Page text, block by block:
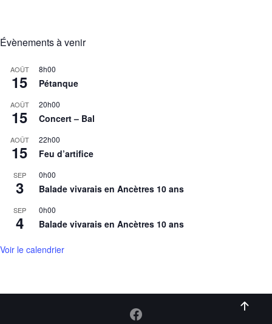
Évènements à venir
AOÛT
15
8h00
Pétanque
AOÛT
15
20h00
Concert – Bal
AOÛT
15
22h00
Feu d’artifice
SEP
3
0h00
Balade vivarais en Ancètres 10 ans
SEP
4
0h00
Balade vivarais en Ancètres 10 ans
Voir le calendrier